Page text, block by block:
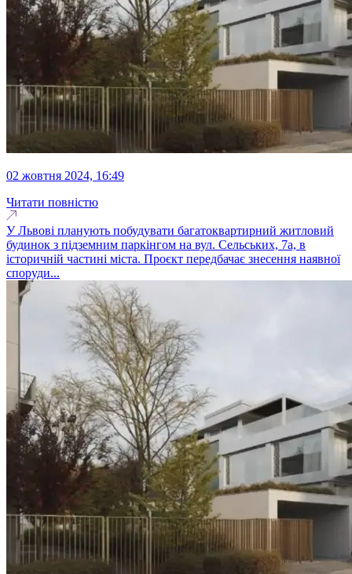
02 жовтня 2024, 16:49
Читати повністю
У Львові планують побудувати багатоквартирний житловий
будинок з підземним паркінгом на вул. Сельських, 7а, в
історичній частині міста. Проєкт передбачає знесення наявної
споруди...